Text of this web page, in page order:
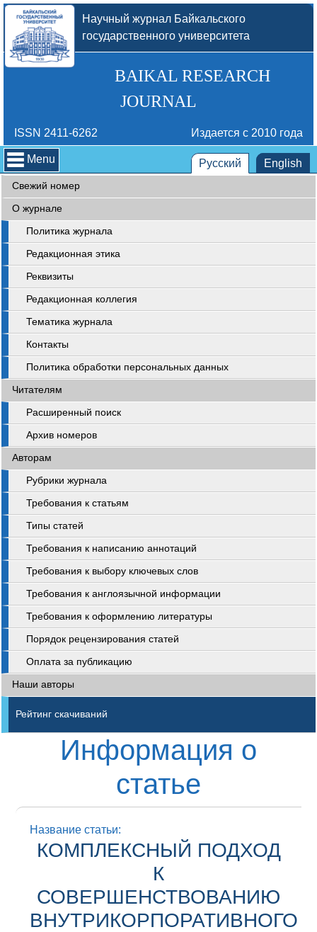
Научный журнал Байкальского
государственного университета
BAIKAL RESEARCH
JOURNAL
ISSN 2411-6262 Издается с 2010 года
Menu Русский English
Свежий номер
О журнале
Политика журнала
Редакционная этика
Реквизиты
Редакционная коллегия
Тематика журнала
Контакты
Политика обработки персональных данных
Читателям
Расширенный поиск
Архив номеров
Авторам
Рубрики журнала
Требования к статьям
Типы статей
Требования к написанию аннотаций
Требования к выбору ключевых слов
Требования к англоязычной информации
Требования к оформлению литературы
Порядок рецензирования статей
Оплата за публикацию
Наши авторы
Рейтинг скачиваний
Информация о
статье
Название статьи:
КОМПЛЕКСНЫЙ ПОДХОД
К
СОВЕРШЕНСТВОВАНИЮ
ВНУТРИКОРПОРАТИВНОГО